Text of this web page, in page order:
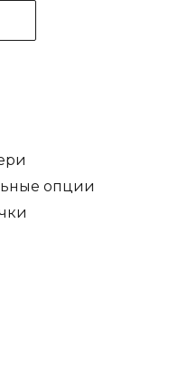
опции